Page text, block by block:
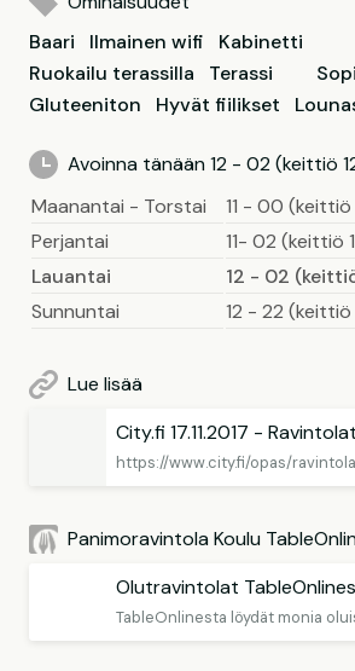
Baari
Ilmainen wifi
Kabinetti
Ruokailu terassilla
Terassi
Gluteeniton
Hyvät fiilikset
Avoinna tänään 12 - 02 (keittiö
Maanantai - Torstai
11 - 00 (keittiö
Perjantai
11- 02 (keittiö
Lauantai
12 - 02
Sunnuntai
12 - 22 (keittiö
Lue lisää
Panimoravintola Koulu
Olutravintolat